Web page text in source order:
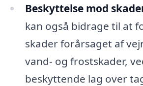
Beskyttelse mod
kan også bidrage til at
skader forårsaget af
vand- og frostskader,
beskyttende lag over